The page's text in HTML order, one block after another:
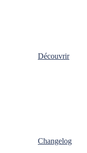
Découvrir
Changelog